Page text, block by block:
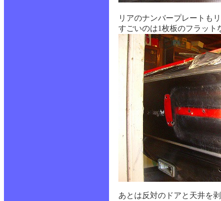
リアのナンバープレートも
すごいのは1枚板のフラット
あとは反対のドアと天井を